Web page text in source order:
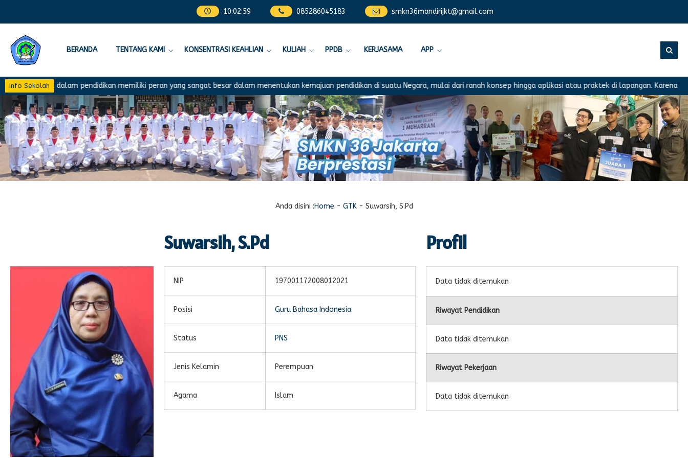
10:02:59 085286045183 smkn36mandirijkt@gmail.com
BERANDA TENTANG KAMI KONSENTRASI KEAHLIAN KULIAH PPDB KERJASAMA APP
Info Sekolah
Kurikulum dalam pendidikan memiliki peran yang sangat besar dalam menentukan kemajuan pendidikan di suatu Negara, mulai dari ranah konsep hingga aplikasi atau praktek di lapangan. Karena
Anda disini :Home - GTK- Suwarsih, S.Pd
Suwarsih, S.Pd
NIP 197001172008012021
Posisi Guru Bahasa Indonesia
Status PNS
Jenis Kelamin Perempuan
Agama Islam
Profil
Data tidak ditemukan
Riwayat Pendidikan
Data tidak ditemukan
Riwayat Pekerjaan
Data tidak ditemukan